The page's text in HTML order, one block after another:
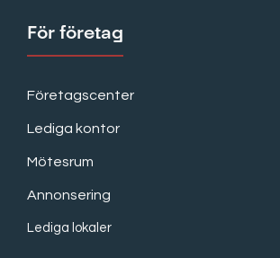
För företag
Företagscenter
Lediga kontor
Mötesrum
Annonsering
Lediga lokaler